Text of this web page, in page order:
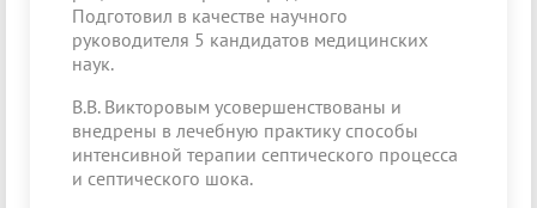
Подготовил в качестве научного
руководителя 5 кандидатов медицинских
наук.
В.В. Викторовым усовершенствованы и
внедрены в лечебную практику способы
интенсивной терапии септического процесса
и септического шока.